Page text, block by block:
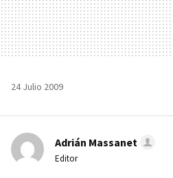
24 Julio 2009
Adrián Massanet
Editor